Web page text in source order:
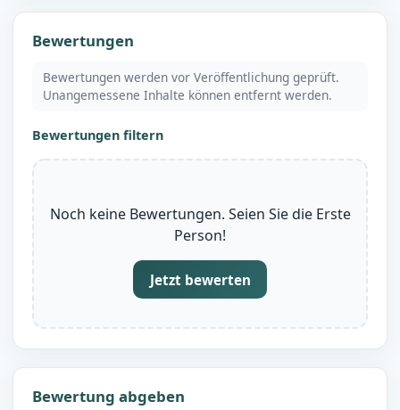
Bewertungen
Bewertungen werden vor Veröffentlichung geprüft.
Unangemessene Inhalte können entfernt werden.
Bewertungen filtern
Noch keine Bewertungen. Seien Sie die Erste
Person!
Jetzt bewerten
Bewertung abgeben